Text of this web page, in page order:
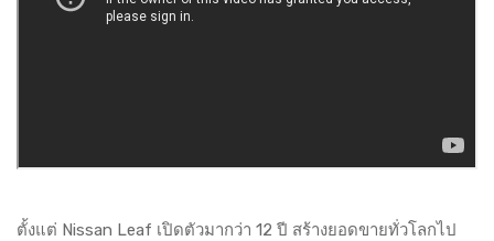
ตั้งแต่ Nissan Leaf เปิดตัวมากว่า 12 ปี สร้างยอดขายทั่วโลกไป